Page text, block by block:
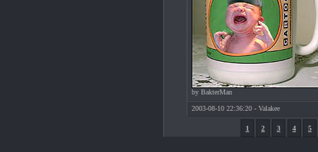
by BakterMan
2003-08-10 22:36:20 - Valakee
1 2 3 4 5